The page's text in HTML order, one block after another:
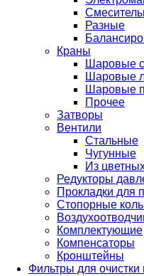
Разные
Краны
Шаровые
Шаровые
Шаровые
Прочее
Затворы
Вентили
Стальные
Чугунные
Из
Редукторы
Прокладки для
Стопорные
Комплектующие
Компенсаторы
Кронштейны
Фильтры для очистки